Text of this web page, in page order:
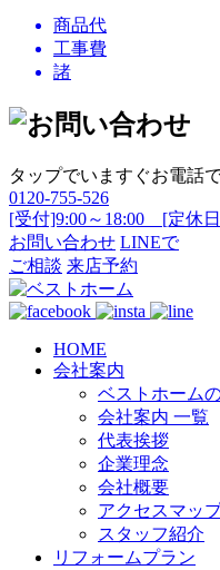
商品代
工事費
諸
タップでいますぐお電話
0120-755-526
[受付]9:00～18:00 [定休
お問い合わせ LINEで
ご相談 来店予約
HOME
会社案内
ベストホーム
会社案内 一覧
代表挨拶
企業理念
会社概要
アクセスマッ
スタッフ紹介
リフォームプラン